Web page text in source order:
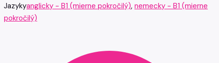
Jazykyanglicky - B1 (mierne pokročilý), nemecky - B1 (mierne
pokročilý)